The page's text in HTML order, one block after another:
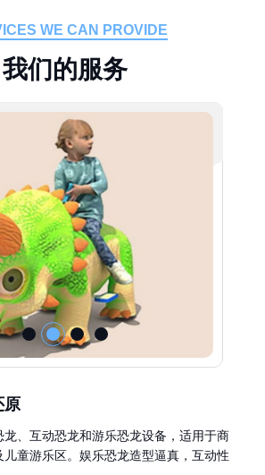
WE CAN PROVIDE
我们的服务
原
、互动恐龙和游乐恐龙设备，适用于商
童游乐区。娱乐恐龙造型逼真，互动性